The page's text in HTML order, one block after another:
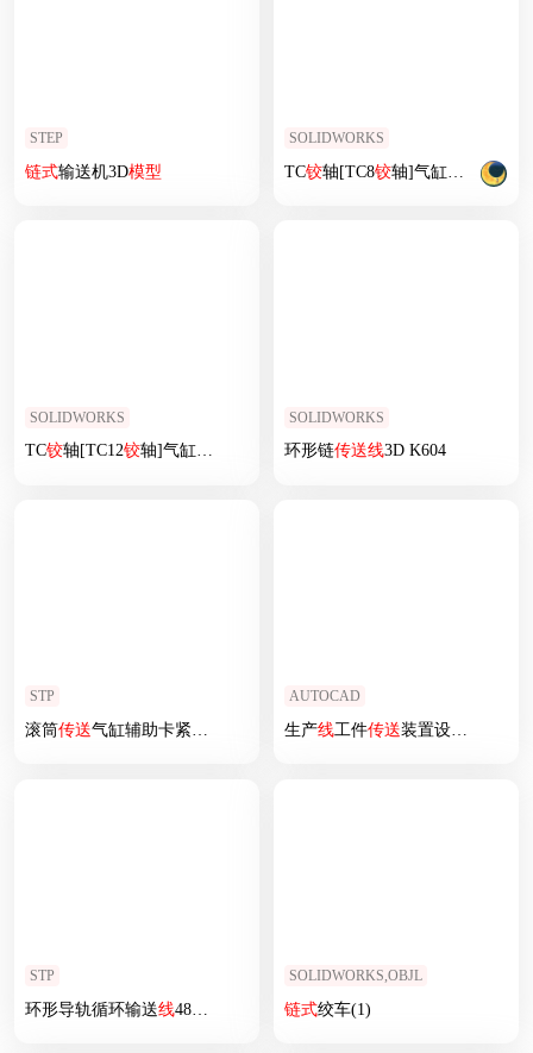
STEP
链式输送机3D模型
SOLIDWORKS
TC铰轴[TC8铰轴]气缸附件
SOLIDWORKS
TC铰轴[TC12铰轴]气缸附件
SOLIDWORKS
环形链传送线3D K604
STP
滚筒传送气缸辅助卡紧组装
AUTOCAD
生产线工件传送装置设计（传动系统部分)
STP
环形导轨循环输送线48工位低间距椭圆环形导轨
SOLIDWORKS,OBJL
链式绞车(1)